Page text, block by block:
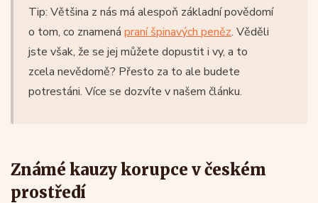
Tip: Většina z nás má alespoň základní povědomí
o tom, co znamená praní špinavých peněz. Věděli
jste však, že se jej můžete dopustit i vy, a to
zcela nevědomě? Přesto za to ale budete
potrestáni. Více se dozvíte v našem článku.
Známé kauzy korupce v českém
prostředí